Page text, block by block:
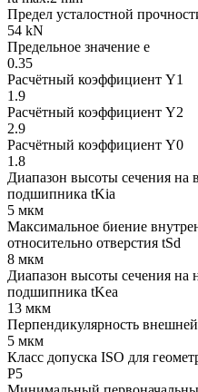
Предел усталостной
54 kN
Предельное значение e
0.35
Расчётный коэффициент Y1
1.9
Расчётный коэффициент Y2
2.9
Расчётный коэффициент Y0
1.8
Диапазон высоты сечения на
подшипника tKia
5 мкм
Максимальное биение
относительно отверстия tSd
8 мкм
Диапазон высоты сечения на
подшипника tKea
13 мкм
Перпендикулярность
5 мкм
Класс допуска ISO для
P5